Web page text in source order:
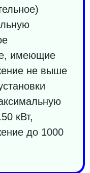
имеющие
не выше
кВт,
до 1000